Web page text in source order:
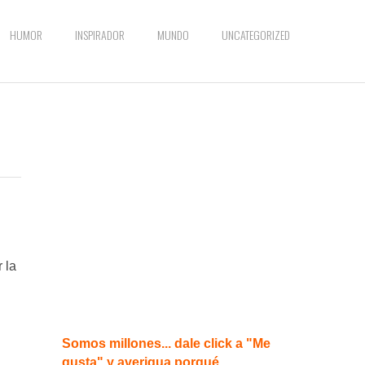
HUMOR INSPIRADOR MUNDO UNCATEGORIZED
la
Somos millones... dale click a "Me
gusta" y averigua porqué